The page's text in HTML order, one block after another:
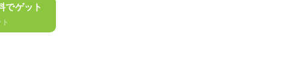
ゲット